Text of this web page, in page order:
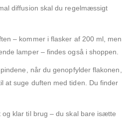
diffusion skal du regelmæssigt
– kommer i flasker af 200 ml, men
lamper – findes også i shoppen.
når du genopfylder flakonen,
at suge duften med tiden. Du finder
klar til brug – du skal bare isætte